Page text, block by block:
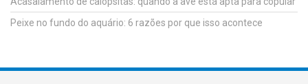
Peixe no fundo do aquário: 6 razões por que isso acontece